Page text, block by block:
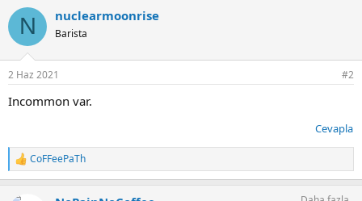
k
l
N nuclearmoonrise
Barista
2 Haz 2021 #2
Incommon var.
Cevapla
T
e
CoFFeePaTh